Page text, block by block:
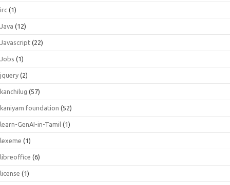
irc (1)
Java (12)
Javascript (22)
Jobs (1)
jquery (2)
kanchilug (57)
kaniyam foundation (52)
learn-GenAI-in-Tamil (1)
lexeme (1)
libreoffice (6)
license (1)